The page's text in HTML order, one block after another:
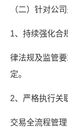
（二）针对公
1、持续强化合
律法规及监管
定。
2、严格执行关
交易全流程管